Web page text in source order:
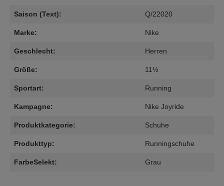
Saison (Text): Q/22020
Marke: Nike
Geschlecht: Herren
Größe: 11½
Sportart: Running
Kampagne: Nike Joyride
Produktkategorie: Schuhe
Produkttyp: Runningschuhe
FarbeSelekt: Grau